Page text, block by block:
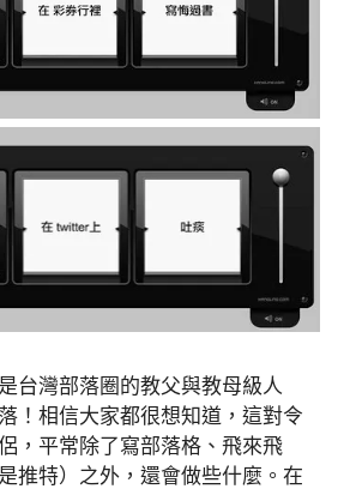
台灣部落圈的教父與教母級人
！相信大家都很想知道，這對令
，平常除了寫部落格、飛來飛
推特）之外，還會做些什麼。在